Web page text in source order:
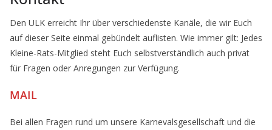
Den ULK erreicht Ihr über verschiedenste Kanäle, die wir Euch
auf dieser Seite einmal gebündelt auflisten. Wie immer gilt: Jedes
Kleine-Rats-Mitglied steht Euch selbstverständlich auch privat
für Fragen oder Anregungen zur Verfügung.
MAIL
Bei allen Fragen rund um unsere Karnevalsgesellschaft und die